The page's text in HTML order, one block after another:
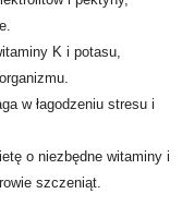
K i potasu,
w łagodzeniu stresu i
o niezbędne witaminy i
szczeniąt.